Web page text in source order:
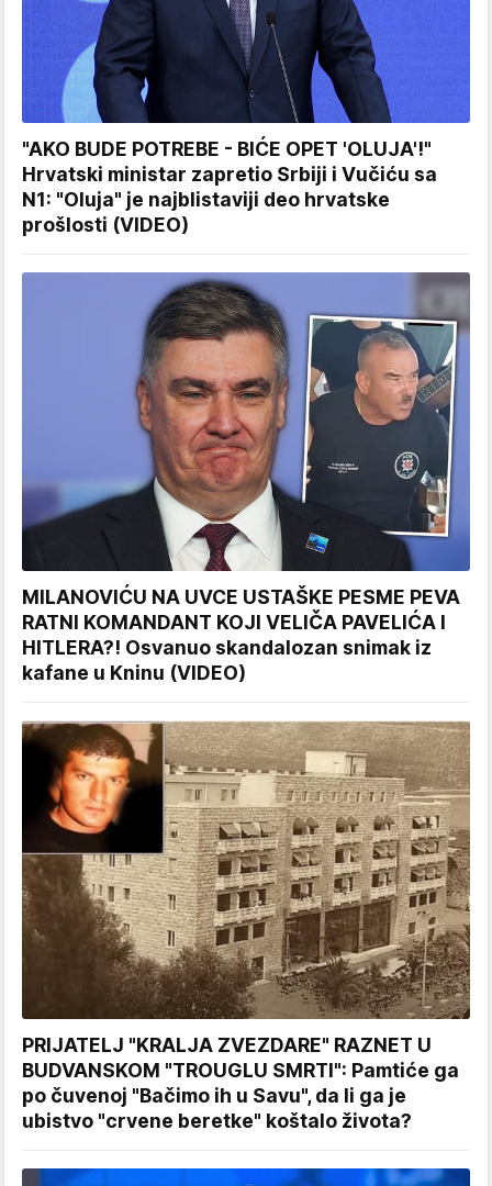
"AKO BUDE POTREBE - BIĆE OPET 'OLUJA'!"
Hrvatski ministar zapretio Srbiji i Vučiću sa
N1: "Oluja" je najblistaviji deo hrvatske
prošlosti (VIDEO)
MILANOVIĆU NA UVCE USTAŠKE PESME PEVA
RATNI KOMANDANT KOJI VELIČA PAVELIĆA I
HITLERA?! Osvanuo skandalozan snimak iz
kafane u Kninu (VIDEO)
PRIJATELJ "KRALJA ZVEZDARE" RAZNET U
BUDVANSKOM "TROUGLU SMRTI": Pamtiće ga
po čuvenoj "Bačimo ih u Savu", da li ga je
ubistvo "crvene beretke" koštalo života?